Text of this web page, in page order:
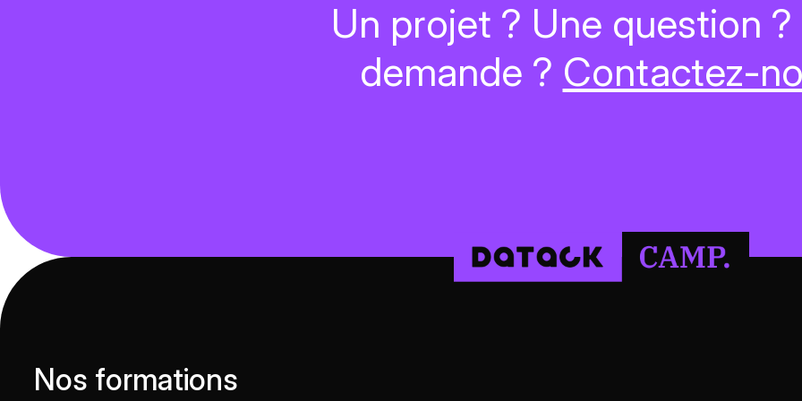
Un projet ? Une question ?
demande ? Contactez-
Nos formations